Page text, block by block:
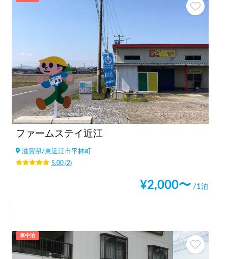
ファームステイ近江
滋賀県/東近江市平林町
5.00(2)
¥2,000〜 /1泊
車中泊